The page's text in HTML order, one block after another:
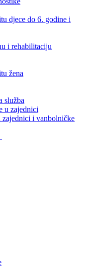
djece do 6. godine i
i rehabilitaciju
žena
služba
u zajednici
zajednici i vanbolničke